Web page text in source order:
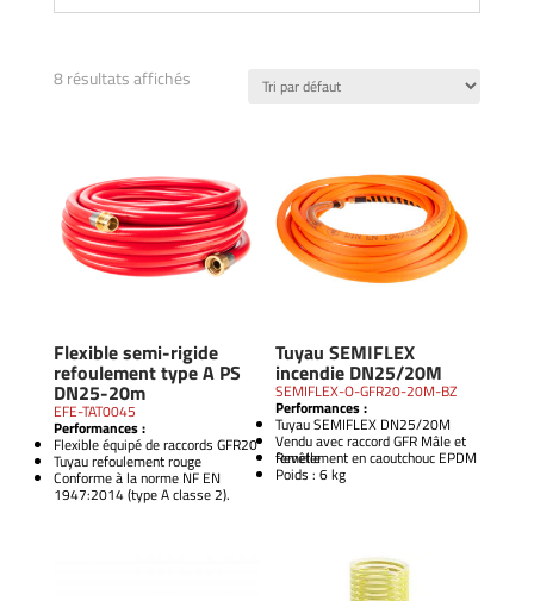
8 résultats affichés
Flexible semi-rigide
refoulement type A PS
DN25-20m
EFE-TAT0045
Performances :
Flexible équipé de raccords GFR20
Tuyau refoulement rouge
Conforme à la norme NF EN
1947:2014 (type A classe 2).
Tuyau SEMIFLEX
incendie DN25/20M
SEMIFLEX-O-GFR20-20M-BZ
Performances :
Tuyau SEMIFLEX DN25/20M
Vendu avec raccord GFR Mâle et
femelle
Revêtement en caoutchouc EPDM
Poids : 6 kg